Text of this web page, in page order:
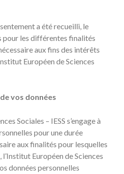
a été recueilli, le
pour les différentes finalités
aux fins des intérêts
Européen de Sciences
vos données
Sociales – IESS s’engage à
pour une durée
aux finalités pour lesquelles
Européen de Sciences
données personnelles